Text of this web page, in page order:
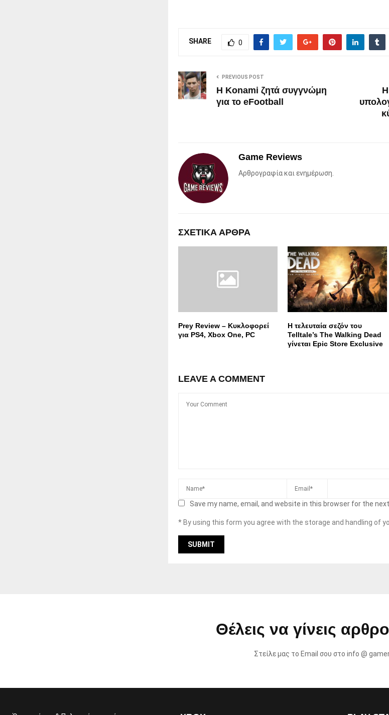
SHARE 0
PREVIOUS POST
Η Konami ζητά συγγνώμη
για το eFootball
Game Reviews
Αρθρογραφία και ενημέρωση.
ΣΧΕΤΙΚΑ ΑΡΘΡΑ
Prey Review – Κυκλοφορεί
για PS4, Xbox One, PC
Η τελευταία σεζόν του
Telltale’s The Walking Dead
γίνεται Epic Store Exclusive
LEAVE A COMMENT
Save my name, email, and website in this browser for the
* By using this form you agree with the storage and handling of
Θέλεις να γίνεις
Στείλε μας το Email σου στο info @